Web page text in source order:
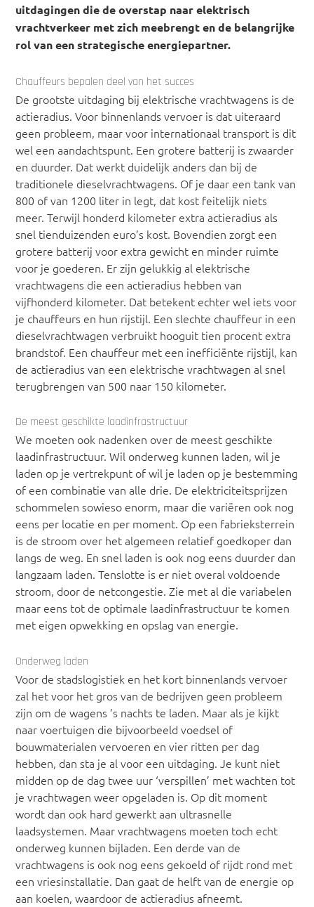
uitdagingen die de overstap naar elektrisch
vrachtverkeer met zich meebrengt en de belangrijke
rol van een strategische energiepartner.
Chauffeurs bepalen deel van het succes
De grootste uitdaging bij elektrische vrachtwagens is de
actieradius. Voor binnenlands vervoer is dat uiteraard
geen probleem, maar voor internationaal transport is dit
wel een aandachtspunt. Een grotere batterij is zwaarder
en duurder. Dat werkt duidelijk anders dan bij de
traditionele dieselvrachtwagens. Of je daar een tank van
800 of van 1200 liter in legt, dat kost feitelijk niets
meer. Terwijl honderd kilometer extra actieradius als
snel tienduizenden euro’s kost. Bovendien zorgt een
grotere batterij voor extra gewicht en minder ruimte
voor je goederen. Er zijn gelukkig al elektrische
vrachtwagens die een actieradius hebben van
vijfhonderd kilometer. Dat betekent echter wel iets voor
je chauffeurs en hun rijstijl. Een slechte chauffeur in een
dieselvrachtwagen verbruikt hooguit tien procent extra
brandstof. Een chauffeur met een inefficiënte rijstijl, kan
de actieradius van een elektrische vrachtwagen al snel
terugbrengen van 500 naar 150 kilometer.
De meest geschikte laadinfrastructuur
We moeten ook nadenken over de meest geschikte
laadinfrastructuur. Wil onderweg kunnen laden, wil je
laden op je vertrekpunt of wil je laden op je bestemming
of een combinatie van alle drie. De elektriciteitsprijzen
schommelen sowieso enorm, maar die variëren ook nog
eens per locatie en per moment. Op een fabrieksterrein
is de stroom over het algemeen relatief goedkoper dan
langs de weg. En snel laden is ook nog eens duurder dan
langzaam laden. Tenslotte is er niet overal voldoende
stroom, door de netcongestie. Zie met al die variabelen
maar eens tot de optimale laadinfrastructuur te komen
met eigen opwekking en opslag van energie.
Onderweg laden
Voor de stadslogistiek en het kort binnenlands vervoer
zal het voor het gros van de bedrijven geen probleem
zijn om de wagens ’s nachts te laden. Maar als je kijkt
naar voertuigen die bijvoorbeeld voedsel of
bouwmaterialen vervoeren en vier ritten per dag
hebben, dan sta je al voor een uitdaging. Je kunt niet
midden op de dag twee uur ‘verspillen’ met wachten tot
je vrachtwagen weer opgeladen is. Op dit moment
wordt dan ook hard gewerkt aan ultrasnelle
laadsystemen. Maar vrachtwagens moeten toch echt
onderweg kunnen bijladen. Een derde van de
vrachtwagens is ook nog eens gekoeld of rijdt rond met
een vriesinstallatie. Dan gaat de helft van de energie op
aan koelen, waardoor de actieradius afneemt.